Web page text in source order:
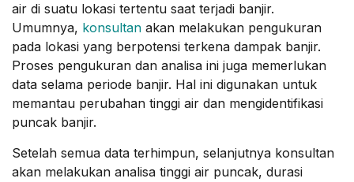
air di suatu lokasi tertentu saat terjadi banjir.
Umumnya, konsultan akan melakukan pengukuran
pada lokasi yang berpotensi terkena dampak banjir.
Proses pengukuran dan analisa ini juga memerlukan
data selama periode banjir. Hal ini digunakan untuk
memantau perubahan tinggi air dan mengidentifikasi
puncak banjir.
Setelah semua data terhimpun, selanjutnya konsultan
akan melakukan analisa tinggi air puncak, durasi